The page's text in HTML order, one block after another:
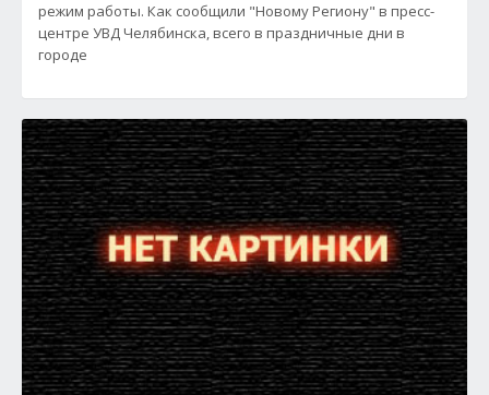
режим работы. Как сообщили "Новому Региону" в пресс-
центре УВД Челябинска, всего в праздничные дни в
городе